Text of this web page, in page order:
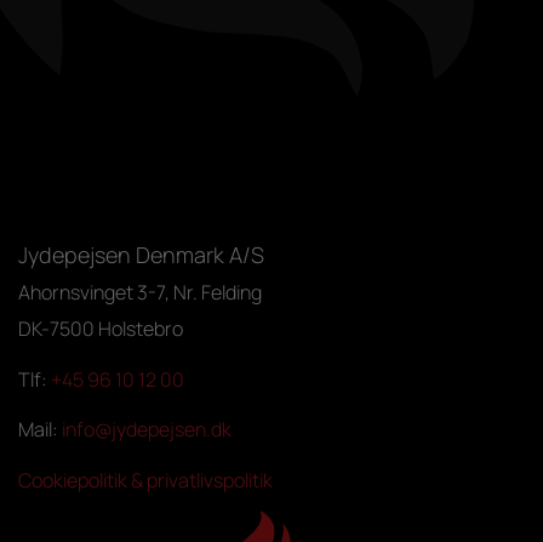
Jydepejsen Denmark A/S
Ahornsvinget 3-7, Nr. Felding
DK-7500 Holstebro
Tlf: +45 96 10 12 00
Mail: info@jydepejsen.dk
Cookiepolitik & privatlivspolitik